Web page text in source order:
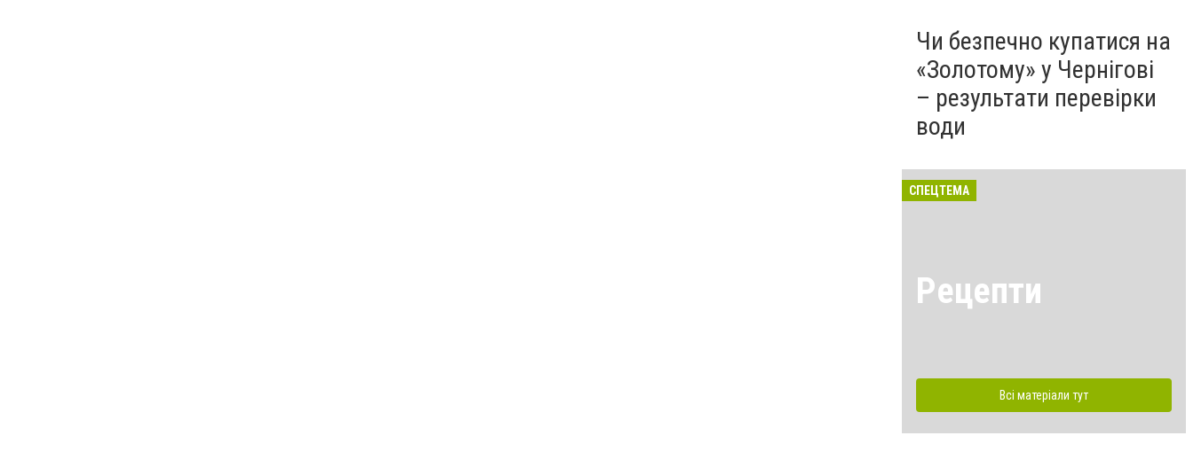
Чи безпечно купатися на
«Золотому» у Чернігові
– результати перевірки
води
СПЕЦТЕМА
Рецепти
Всі матеріали тут